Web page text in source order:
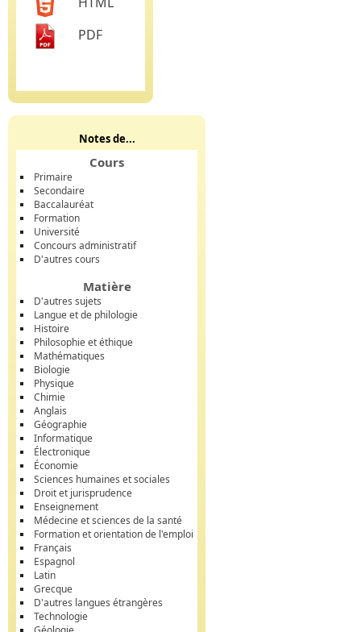
PDF
Notes de...
Cours
Primaire
Secondaire
Baccalauréat
Formation
Université
Concours administratif
D'autres cours
Matière
D'autres sujets
Langue et de philologie
Histoire
Philosophie et éthique
Mathématiques
Biologie
Physique
Chimie
Anglais
Géographie
Informatique
Électronique
Économie
Sciences humaines et sociales
Droit et jurisprudence
Enseignement
Médecine et sciences de la santé
Formation et orientation de l'emploi
Français
Espagnol
Latin
Grecque
D'autres langues étrangères
Technologie